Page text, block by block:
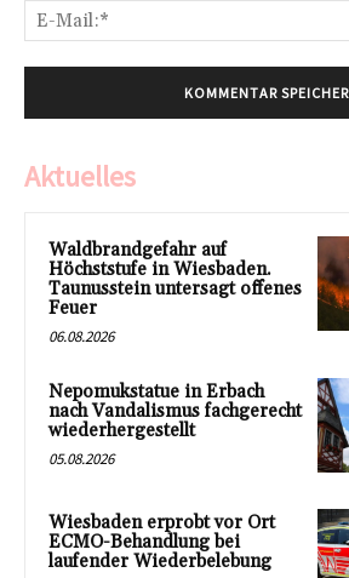
Aktuelles
Waldbrandgefahr auf
Höchststufe in Wiesbaden.
Taunusstein untersagt offenes
Feuer
06.08.2026
Nepomukstatue in Erbach
nach Vandalismus fachgerecht
wiederhergestellt
05.08.2026
Wiesbaden erprobt vor Ort
ECMO-Behandlung bei
laufender Wiederbelebung